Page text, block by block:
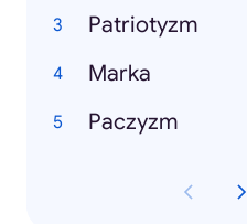
Patriotyzm
Marka
Paczyzm